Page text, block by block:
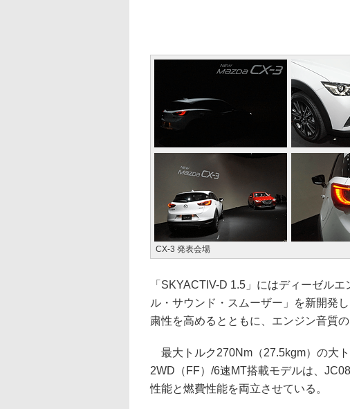
CX-3 発表会場
「SKYACTIV-D 1.5」にはディーゼル
ル・サウンド・スムーザー」を新開発
粛性を高めるとともに、エンジン音質の
最大トルク270Nm（27.5kgm）の大ト
2WD（FF）/6速MT搭載モデルは、
性能と燃費性能を両立させている。